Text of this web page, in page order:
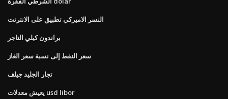
النسر الاميركي تطبيق على الانترنت
براندون كيلي التاجر
سعر النفط إلى نسبة سعر الغاز
تجار الجليد جيلف
يعيش معدلات usd libor